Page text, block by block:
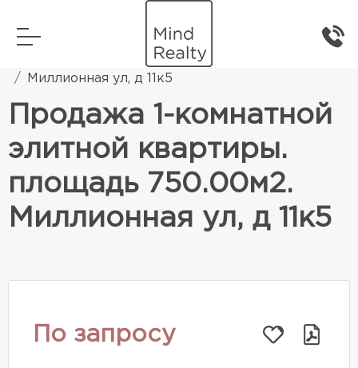
Элитная жилая недвижимость
Миллионная ул, д 11к5
Продажа 1-комнатной
элитной квартиры.
площадь 750.00м2.
Миллионная ул, д 11к5
По запросу